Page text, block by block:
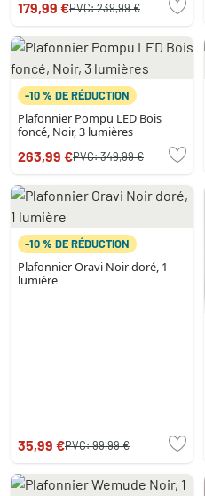
179,99 €PVC:239,99 €
-10 % DE RÉDUCTION
Plafonnier Pompu LED Bois
foncé, Noir, 3 lumières
263,99 €PVC:349,99 €
-10 % DE RÉDUCTION
Plafonnier Oravi Noir doré, 1
lumière
35,99 €PVC:99,99 €